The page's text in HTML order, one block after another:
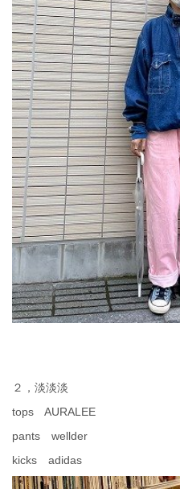
２，淡淡淡
tops AURALEE
pants wellder
kicks adidas